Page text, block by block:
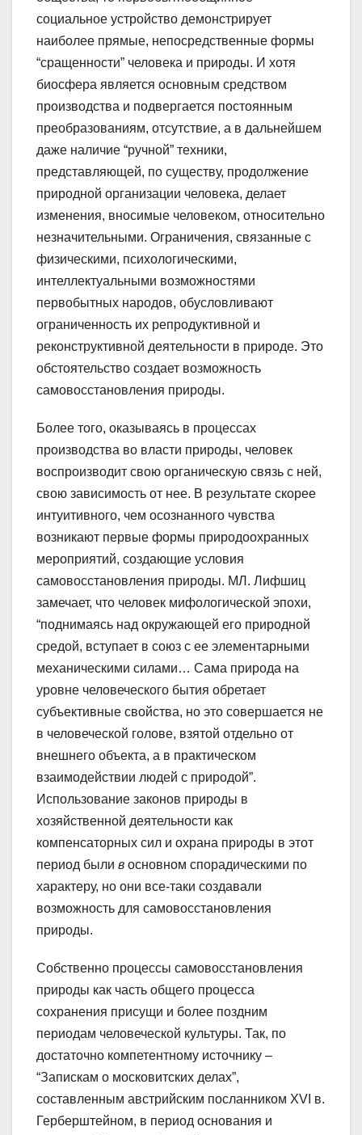
социальное устройство демонстрирует
наиболее прямые, непосредственные формы
“сращенности” человека и природы. И хотя
биосфера является основным средством
производства и подвергается постоянным
преобразованиям, отсутствие, а в дальнейшем
даже наличие “ручной” техники,
представляющей, по существу, продолжение
природной организации человека, делает
изменения, вносимые человеком, относительно
незначительными. Ограничения, связанные с
физическими, психологическими,
интеллектуальными возможностями
первобытных народов, обусловливают
ограниченность их репродуктивной и
реконструктивной деятельности в природе. Это
обстоятельство создает возможность
самовосстановления природы.
Более того, оказываясь в процессах
производства во власти природы, человек
воспроизводит свою органическую связь с ней,
свою зависимость от нее. В результате скорее
интуитивного, чем осознанного чувства
возникают первые формы природоохранных
мероприятий, создающие условия
самовосстановления природы. МЛ. Лифшиц
замечает, что человек мифологической эпохи,
“поднимаясь над окружающей его природной
средой, вступает в союз с ее элементарными
механическими силами… Сама природа на
уровне человеческого бытия обретает
субъективные свойства, но это совершается не
в человеческой голове, взятой отдельно от
внешнего объекта, а в практическом
взаимодействии людей с природой”.
Использование законов природы в
хозяйственной деятельности как
компенсаторных сил и охрана природы в этот
период были в основном спорадическими по
характеру, но они все-таки создавали
возможность для самовосстановления
природы.
Собственно процессы самовосстановления
природы как часть общего процесса
сохранения присущи и более поздним
периодам человеческой культуры. Так, по
достаточно компетентному источнику –
“Запискам о московитских делах”,
составленным австрийским посланником ХVI в.
Герберштейном, в период основания и